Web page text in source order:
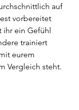
auf
vorbereitet
ihr ein Gefühl
trainiert
eurem
Vergleich steht.